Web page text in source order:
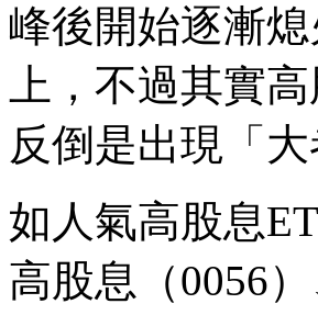
峰後開始逐漸
上，不過其實
反倒是出現「
如人氣高股息
高股息（0056